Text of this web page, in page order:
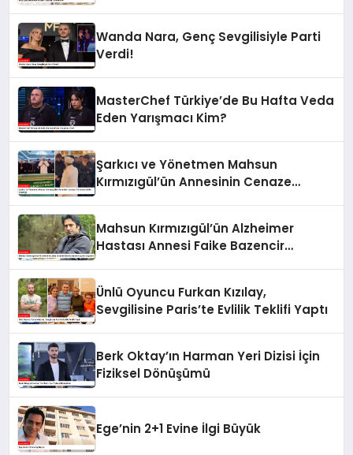
Wanda Nara, Genç Sevgilisiyle Parti
Verdi!
MasterChef Türkiye’de Bu Hafta Veda
Eden Yarışmacı Kim?
Şarkıcı ve Yönetmen Mahsun
Kırmızıgül’ün Annesinin Cenaze
Mahsun Kırmızıgül’ün Alzheimer
Hastası Annesi Faike Bazencir
Ünlü Oyuncu Furkan Kızılay,
Sevgilisine Paris’te Evlilik Teklifi Yaptı
Berk Oktay’ın Harman Yeri Dizisi İçin
Fiziksel Dönüşümü
Ege’nin 2+1 Evine İlgi Büyük